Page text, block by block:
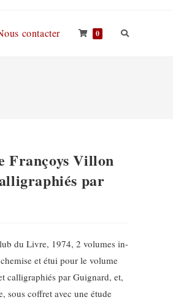
contacter 0
Françoys Villon
par
du Livre, 1974, 2 volumes in-
et étui pour le volume
calligraphiés par Guignard, et,
sous coffret avec une étude